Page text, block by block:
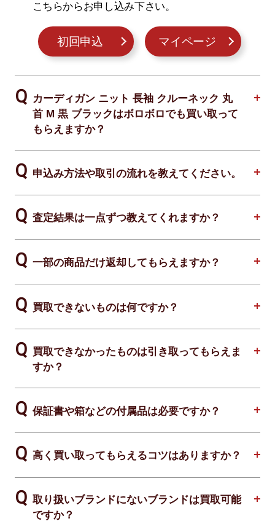
こちらからお申し込み下さい。
初回申込 マイページ
カーディガン ニット 長袖 クルーネック 丸
首 M 黒 ブラックはボロボロでも買い取って
もらえますか？
申込み方法や取引の流れを教えてください。
査定結果は一点ずつ教えてくれますか？
一部の商品だけ返却してもらえますか？
買取できないものは何ですか？
買取できなかったものは引き取ってもらえま
すか？
保証書や箱などの付属品は必要ですか？
高く買い取ってもらえるコツはありますか？
取り扱いブランドにないブランドは買取可能
ですか？